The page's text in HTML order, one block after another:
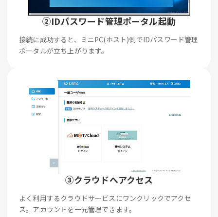
②IDパスワード管理ポータル起動
接続に成功すると、ミニPC(ホスト)側でIDパスワード管理
ポータルが立ち上がります。
③クラウドへアクセス
よく利用するクラウドサービスにワンクリックでアクセ
ス。アカウントを一元管理できます。